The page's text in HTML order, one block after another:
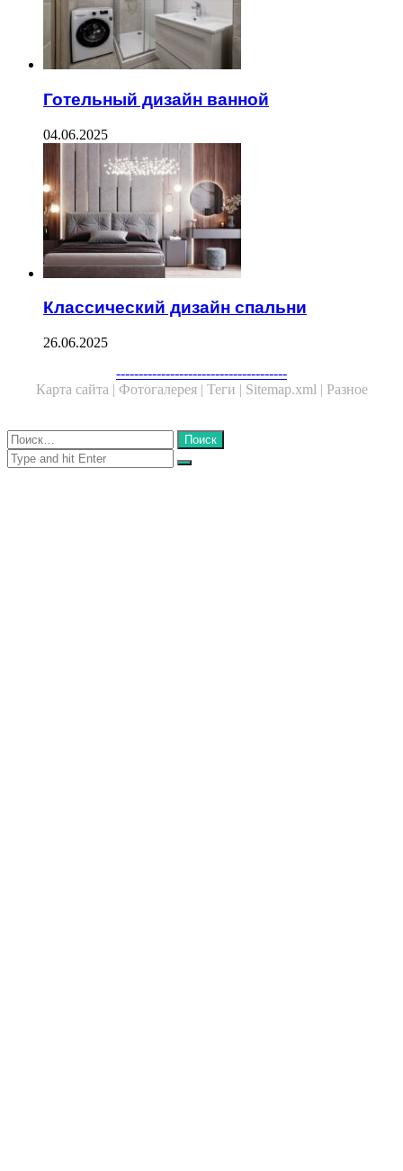
Готельный дизайн ванной
04.06.2025
Классический дизайн спальни
26.06.2025
--------------------------------------
Карта сайта | Фотогалерея | Теги | Sitemap.xml | Разное
Close
Найти:
Close
Search